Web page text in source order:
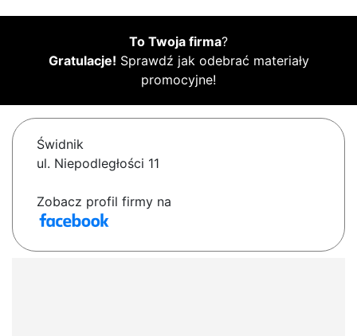
To Twoja firma?
Gratulacje! Sprawdź jak odebrać materiały
promocyjne!
Świdnik
ul. Niepodległości 11
Zobacz profil firmy na